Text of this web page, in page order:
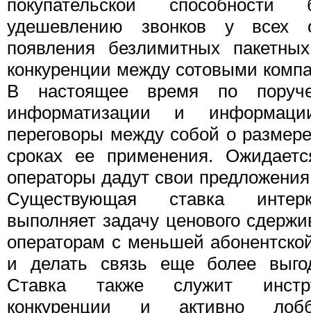
покупательской способности
удешевлению звонков у всех
появления безлимитных
конкуренции между сотовыми
В настоящее время по
информатизации и
переговоры между собой о
сроках ее применения.
операторы дадут свои
Существующая ставка
выполняет задачу ценового
операторам с меньшей
и делать связь еще более
Ставка также служит
конкуренции и активно